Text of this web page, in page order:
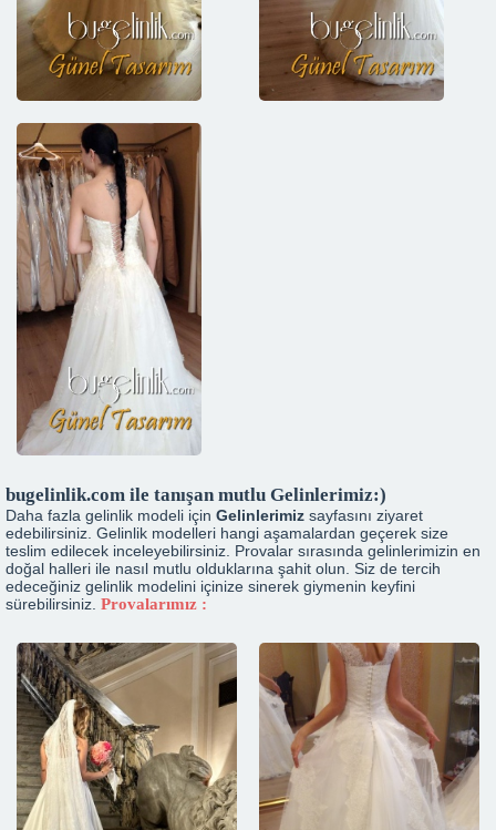
bugelinlik.com ile tanışan mutlu Gelinlerimiz:)
Daha fazla gelinlik modeli için Gelinlerimiz sayfasını ziyaret
edebilirsiniz. Gelinlik modelleri hangi aşamalardan geçerek size
teslim edilecek inceleyebilirsiniz. Provalar sırasında gelinlerimizin en
doğal halleri ile nasıl mutlu olduklarına şahit olun. Siz de tercih
edeceğiniz gelinlik modelini içinize sinerek giymenin keyfini
sürebilirsiniz. Provalarımız :